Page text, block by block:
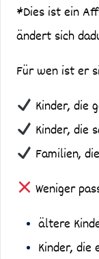
*Dies ist ein
ändert sich
Für wen ist er
Kinder, die
Kinder, die
Familien,
Weniger
ältere
Kinder, die